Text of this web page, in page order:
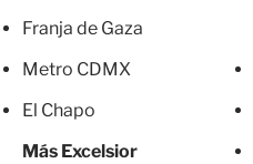
Franja de Gaza
Metro CDMX
El Chapo
Más Excelsior